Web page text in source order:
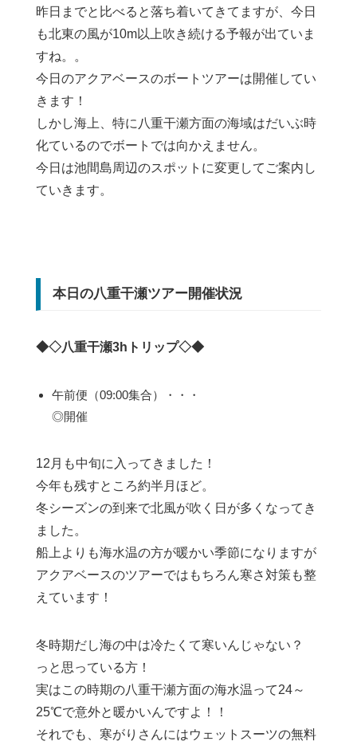
昨日までと比べると落ち着いてきてますが、今日
も北東の風が10m以上吹き続ける予報が出ていま
すね。。
今日のアクアベースのボートツアーは開催してい
きます！
しかし海上、特に八重干瀬方面の海域はだいぶ時
化ているのでボートでは向かえません。
今日は池間島周辺のスポットに変更してご案内し
ていきます。
本日の八重干瀬ツアー開催状況
◆◇八重干瀬3hトリップ◇◆
午前便（09:00集合）・・・
◎開催
12月も中旬に入ってきました！
今年も残すところ約半月ほど。
冬シーズンの到来で北風が吹く日が多くなってき
ました。
船上よりも海水温の方が暖かい季節になりますが
アクアベースのツアーではもちろん寒さ対策も整
えています！
冬時期だし海の中は冷たくて寒いんじゃない？
っと思っている方！
実はこの時期の八重干瀬方面の海水温って24～
25℃で意外と暖かいんですよ！！
それでも、寒がりさんにはウェットスーツの無料